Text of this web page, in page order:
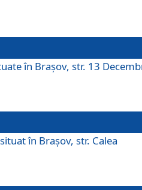
în Brașov, str. 13
în Brașov, str. Calea